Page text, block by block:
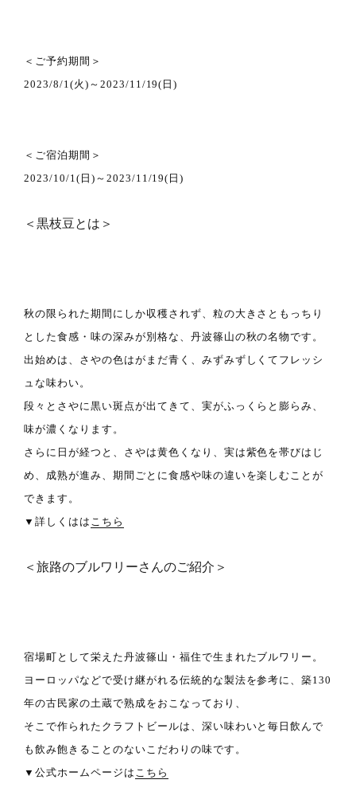
＜ご予約期間＞
2023/8/1(火)～2023/11/19(日)
＜ご宿泊期間＞
2023/10/1(日)～2023/11/19(日)
＜黒枝豆とは＞
秋の限られた期間にしか収穫されず、粒の大きさともっちり
とした食感・味の深みが別格な、丹波篠山の秋の名物です。
出始めは、さやの色はがまだ青く、みずみずしくてフレッシ
ュな味わい。
段々とさやに黒い斑点が出てきて、実がふっくらと膨らみ、
味が濃くなります。
さらに日が経つと、さやは黄色くなり、実は紫色を帯びはじ
め、成熟が進み、期間ごとに食感や味の違いを楽しむことが
できます。
▼詳しくはは こちら
＜旅路のブルワリーさんのご紹介＞
宿場町として栄えた丹波篠山・福住で生まれたブルワリー。
ヨーロッパなどで受け継がれる伝統的な製法を参考に、築130
年の古民家の土蔵で熟成をおこなっており、
そこで作られたクラフトビールは、深い味わいと毎日飲んで
も飲み飽きることのないこだわりの味です。
▼公式ホームページは こちら